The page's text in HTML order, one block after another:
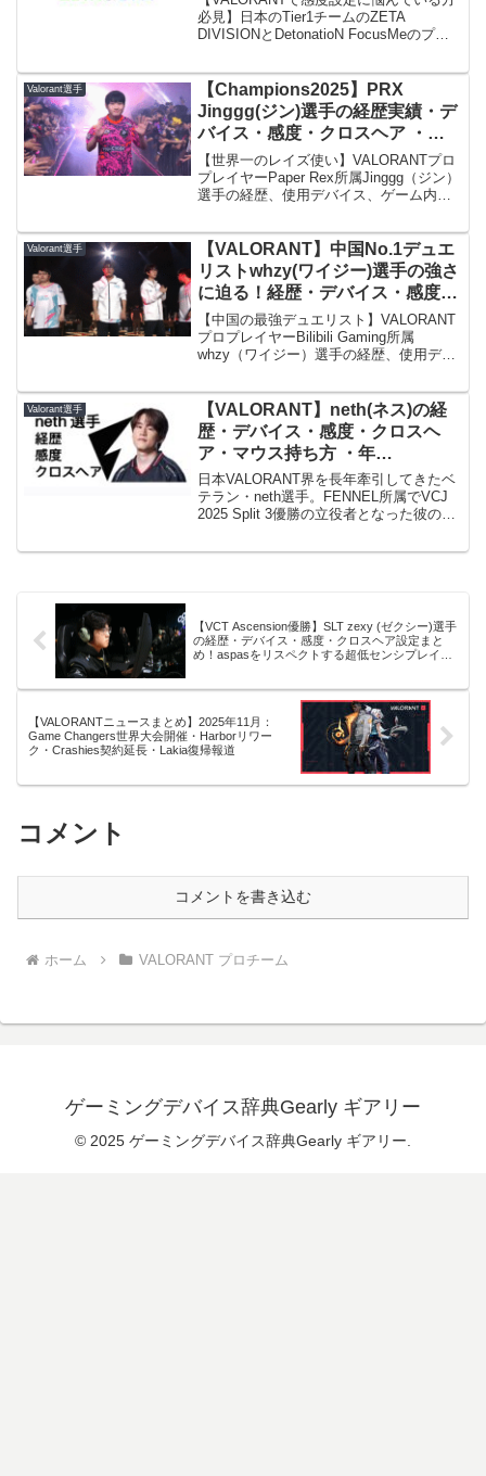
必見】日本のTier1チームのZETA
DIVISIONとDetonatioN FocusMeのプロ
率を比較。平均値から見る最適な設定と
は？
Valorant選手
【Champions2025】PRX
Jinggg(ジン)選手の経歴実績・デ
バイス・感度・クロスヘア ・年
齢/valorant
【世界一のレイズ使い】VALORANTプロ
プレイヤーPaper Rex所属Jinggg（ジン）
選手の経歴、使用デバイス、ゲーム内設
VCT Pacific優勝や国際大会での活躍、そ
してVALORANT界屈指のレイズ使いとし
て知られる彼の強さの秘密に迫ります
Valorant選手
【VALORANT】中国No.1デュエ
リストwhzy(ワイジー)選手の強さ
に迫る！経歴・デバイス・感度・
クロスヘアを徹底解説
【中国の最強デュエリスト】VALORANT
プロプレイヤーBilibili Gaming所属
whzy（ワイジー）選手の経歴、使用デバ
ア）を徹底解説。VCT China stage2で
MVPを獲得し、現中国ナンバー1と称さ
れる彼の強さの秘密に迫ります。
Valorant選手
【VALORANT】neth(ネス)の経
歴・デバイス・感度・クロスヘ
ア・マウス持ち方 ・年
齢/valorant
日本VALORANT界を長年牽引してきたベ
テラン・neth選手。FENNEL所属でVCJ
2025 Split 3優勝の立役者となった彼の経
アコード、マウスの持ち方を徹底解説。
【VCT Ascension優勝】SLT zexy (ゼクシー)選手
の経歴・デバイス・感度・クロスヘア設定まと
め！aspasをリスペクトする超低センシプレイヤ
【VALORANTニュースまとめ】2025年11月：
Game Changers世界大会開催・Harborリワー
ク・Crashies契約延長・Lakia復帰報道
コメント
コメントを書き込む
ホーム VALORANT プロチーム
ゲーミングデバイス辞典Gearly ギアリー
© 2025 ゲーミングデバイス辞典Gearly ギアリー.